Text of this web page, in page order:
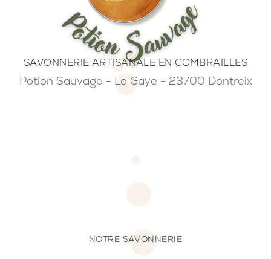
NOTRE SAVONNERIE
SAVONNERIE ARTISANALE EN COMBRAILLES
Potion Sauvage - La Gaye - 23700 Dontreix